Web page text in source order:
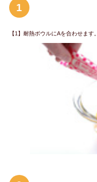
1
【1】耐熱ボウルにAを合わせます。